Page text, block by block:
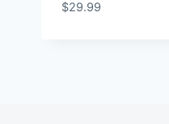
$29.99